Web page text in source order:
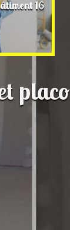
16
placo